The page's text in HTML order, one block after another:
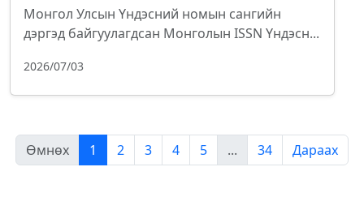
Монгол Улсын Үндэсний номын сангийн
дэргэд байгуулагдсан Монголын ISSN Үндэсн...
2026/07/03
Өмнөх 1 2 3 4 5 ... 34 Дараах